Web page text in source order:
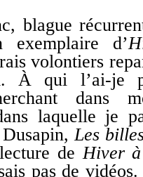
blague
exemplaire d’
volontiers
À qui l’ai-je
dans
laquelle je
Les
de Hiver
pas de